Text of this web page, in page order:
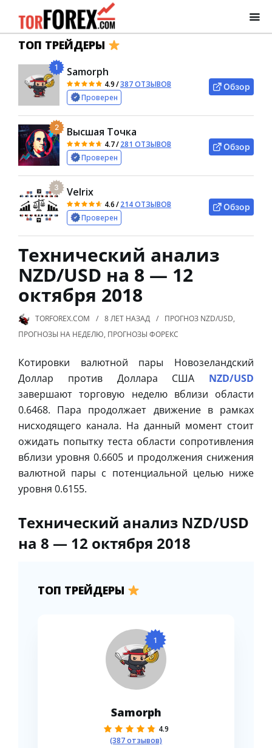
ТОП ТРЕЙДЕРЫ
1 Samorph
4.9/387 ОТЗЫВОВ
Проверен
Обзор
2 Высшая Точка
4.7/281 ОТЗЫВОВ
Проверен
Обзор
3 Velrix
4.6/214 ОТЗЫВОВ
Проверен
Обзор
Технический анализ
NZD/USD на 8 — 12
октября 2018
TORFOREX.COM 8 ЛЕТ НАЗАД ПРОГНОЗ NZD/USD,
ПРОГНОЗЫ НА НЕДЕЛЮ, ПРОГНОЗЫ ФОРЕКС
Котировки валютной пары Новозеландский
Доллар против Доллара США NZD/USD
завершают торговую неделю вблизи области
0.6468. Пара продолжает движение в рамках
нисходящего канала. На данный момент стоит
ожидать попытку теста области сопротивления
вблизи уровня 0.6605 и продолжения снижения
валютной пары с потенциальной целью ниже
уровня 0.6155.
Технический анализ NZD/USD
на 8 — 12 октября 2018
ТОП ТРЕЙДЕРЫ
1
Samorph
4.9
(387 отзывов)